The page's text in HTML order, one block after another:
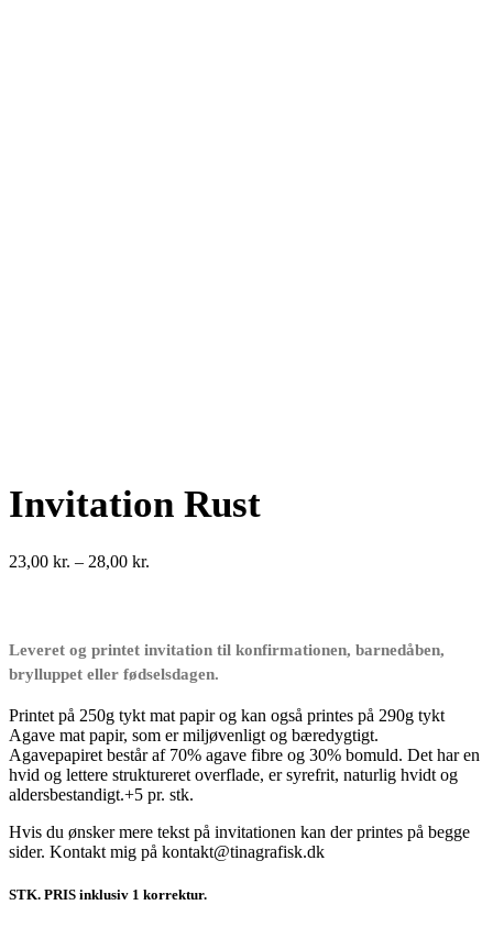
Invitation Rust
23,00 kr. – 28,00 kr.
Leveret og printet invitation til konfirmationen, barnedåben,
brylluppet eller fødselsdagen.
Printet på 250g tykt mat papir og kan også printes på 290g tykt
Agave mat papir, som er miljøvenligt og bæredygtigt.
Agavepapiret består af 70% agave fibre og 30% bomuld. Det har en
hvid og lettere struktureret overflade, er syrefrit, naturlig hvidt og
aldersbestandigt.+5 pr. stk.
Hvis du ønsker mere tekst på invitationen kan der printes på begge
sider. Kontakt mig på kontakt@tinagrafisk.dk
STK. PRIS inklusiv 1 korrektur.